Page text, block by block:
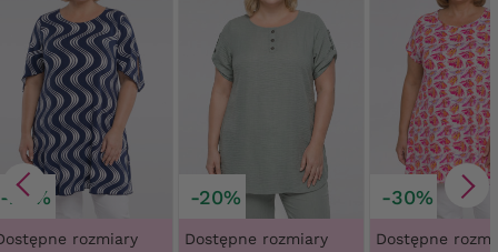
-20%
rozmiary
-20%
Dostępne rozmiary
-30%
Dostępne